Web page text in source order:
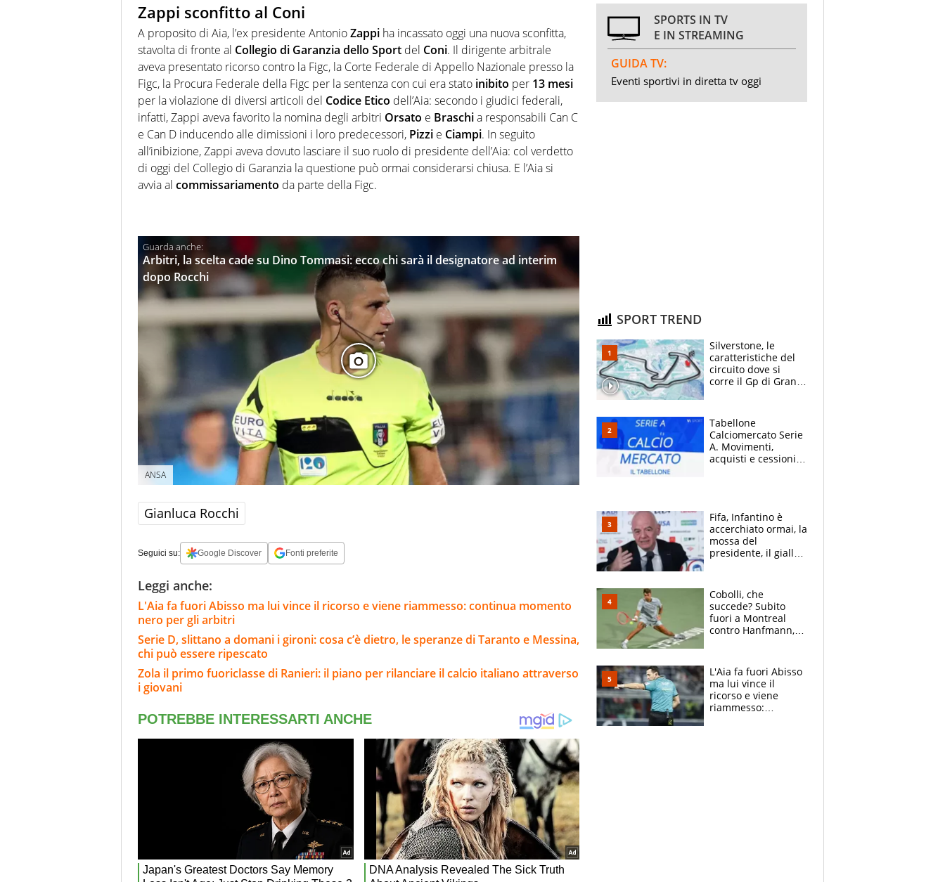
Zappi sconfitto al Coni
A proposito di Aia, l’ex presidente AntonioZappi ha incassato oggi una nuova sconfitta,
stavolta di fronte al Collegio di Garanzia dello Sport del Coni. Il dirigente arbitrale
aveva presentato ricorso contro la Figc, la Corte Federale di Appello Nazionale presso la
Figc, la Procura Federale della Figc per la sentenza con cui era stato inibito per 13 mesi
per la violazione di diversi articoli del Codice Etico dell’Aia: secondo i giudici federali,
infatti, Zappi aveva favorito la nomina degli arbitri Orsato e Braschia responsabili Can C
e Can D inducendo alle dimissioni i loro predecessori, Pizzi e Ciampi. In seguito
all’inibizione, Zappi aveva dovuto lasciare il suo ruolo di presidente dell’Aia: col verdetto
di oggi del Collegio di Garanzia la questione può ormai considerarsi chiusa. E l’Aia si
avvia al commissariamento da parte della Figc.
Arbitri, la scelta cade su Dino Tommasi: ecco chi sarà il designatore ad interim
dopo Rocchi
ANSA
Gianluca Rocchi
Seguici su: Google Discover Fonti preferite
Leggi anche:
L'Aia fa fuori Abisso ma lui vince il ricorso e viene riammesso: continua momento
nero per gli arbitri
Serie D, slittano a domani i gironi: cosa c’è dietro, le speranze di Taranto e Messina,
chi può essere ripescato
Zola il primo fuoriclasse di Ranieri: il piano per rilanciare il calcio italiano attraverso
i giovani
SPORTS IN TV
E IN STREAMING
GUIDA TV:
Eventi sportivi in diretta tv oggi
SPORT TREND
Silverstone, le
caratteristiche del
circuito dove si
corre il Gp di Gran
Tabellone
Calciomercato Serie
A. Movimenti,
acquisti e cessioni:
Fifa, Infantino è
accerchiato ormai, la
mossa del
presidente, il giallo
Trump
Cobolli, che
succede? Subito
fuori a Montreal
contro Hanfmann,
L'Aia fa fuori Abisso
ma lui vince il
ricorso e viene
riammesso: